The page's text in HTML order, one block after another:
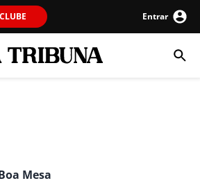
CLUBE Entrar
Mesa